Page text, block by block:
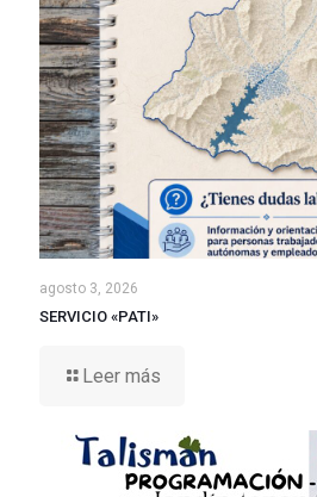
agosto 3, 2026
SERVICIO «PATI»
Leer más